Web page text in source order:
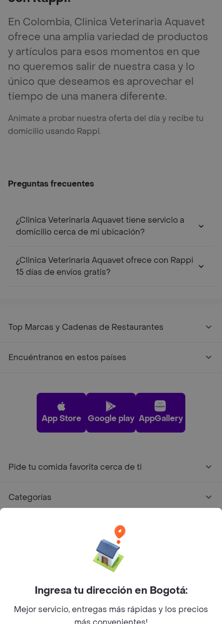
En Colombia, Clinica Veterinaria Aquavet
ofrece una amplia variedad de productos
y artículos para esos momentos en que
no queremos salir de nuestra casa y lo
único que deseamos es aprovechar el
tiempo de una manera diferente.
Anímate a probar nuestra oferta del día y recibe tu
domicilio usando Rappi.
Preguntas frecuentes
¿Clinica Veterinaria Aquavet tiene servicio a
domicilio cerca de mi ubicación?
¿Clinica Veterinaria Aquavet ofrece con Rappi
15 días de envíos gratis?
Top Marcas y Cadenas de Restaurantes
Encuéntranos en estos países
App Store Google play AppGallery
Pide tu comida favorita cerca de ti
Categorías
Facebook
Twitter
Instagram
©2026Rappi Inc. All rights reserved.
Ingresa tu dirección en Bogotá:
Mejor servicio, entregas más rápidas y los precios